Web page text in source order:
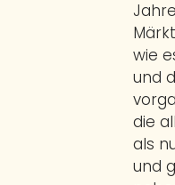
wie
und
die
als
und